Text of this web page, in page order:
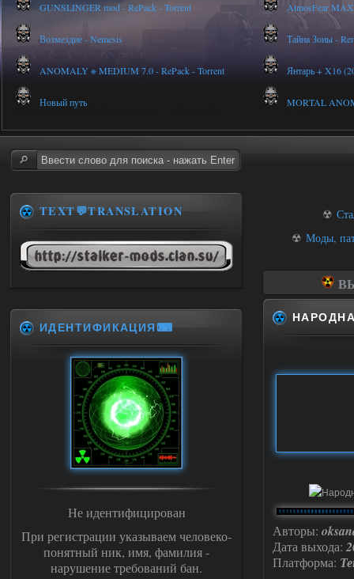
GUNSLINGER mod - RePack - Torrent AtmosFear MAX
Возмездие - Nemesis Тайна Зоны -
ANOMALY ※ MEDIUM 7.0 - RePack - Torrent Янтарь + X16
Новый путь MORTAL
☢
☢ Моды,
Авторы:
Дата выхода:
Платформа:
TEXT💬TRANSLATION
ИДЕНТИФИКАЦИЯ⌨
Не идентифицирован
При регистрации указываем человеко-
понятный ник, имя, фамилия -
нарушение требований бан.